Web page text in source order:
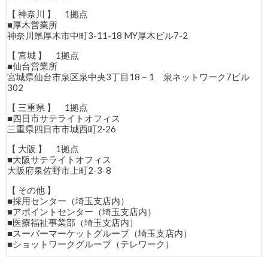
【 神奈川 】 1拠点
■厚木営業所
神奈川県厚木市中町3-11-18 MY厚木ビル7-2
【 宮城 】 1拠点
■仙台営業所
宮城県仙台市泉区泉中央3丁目18－1 泉ネットワーク7ビル
302
【 三重県 】 1拠点
■四日市サテライトオフィス
三重県四日市市城西町2‐26
【 大阪 】 1拠点
■大阪サテライトオフィス
大阪府泉佐野市上町2-3-8
【 その他 】
■採用センター（埼玉支店内）
■アポイントセンター（埼玉支店内）
■医療福祉事業部（埼玉支店内）
■スーパーマーケットグループ（埼玉支店内）
■ショットワークグループ（テレワーク）